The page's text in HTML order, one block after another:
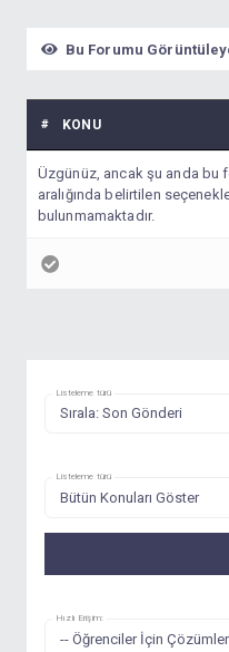
Bu Forumu
# KONU
Üzgünüz, ancak şu anda bu
aralığında belirtilen
bulunmamaktadır.
Listeleme türü
Listeleme türü
Hızlı Erişim: